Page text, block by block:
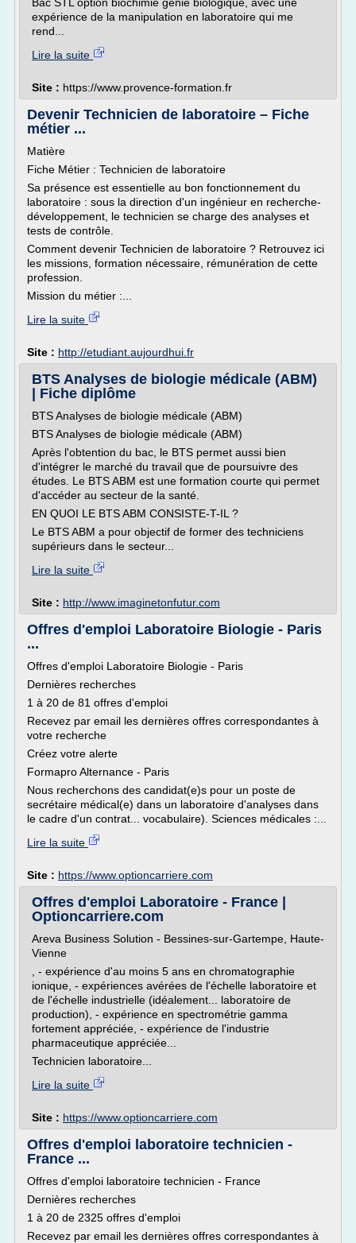
expérience de la manipulation en laboratoire qui me
rend...
Lire la suite
Site : https://www.provence-formation.fr
Devenir Technicien de laboratoire – Fiche
métier ...
Matière
Fiche Métier : Technicien de laboratoire
Sa présence est essentielle au bon fonctionnement du
laboratoire : sous la direction d'un ingénieur en recherche-
développement, le technicien se charge des analyses et
tests de contrôle.
Comment devenir Technicien de laboratoire ? Retrouvez ici
les missions, formation nécessaire, rémunération de cette
profession.
Mission du métier :...
Lire la suite
Site : http://etudiant.aujourdhui.fr
BTS Analyses de biologie médicale (ABM)
| Fiche diplôme
BTS Analyses de biologie médicale (ABM)
BTS Analyses de biologie médicale (ABM)
Après l'obtention du bac, le BTS permet aussi bien
d'intégrer le marché du travail que de poursuivre des
études. Le BTS ABM est une formation courte qui permet
d'accéder au secteur de la santé.
EN QUOI LE BTS ABM CONSISTE-T-IL ?
Le BTS ABM a pour objectif de former des techniciens
supérieurs dans le secteur...
Lire la suite
Site : http://www.imaginetonfutur.com
Offres d'emploi Laboratoire Biologie - Paris
...
Offres d'emploi Laboratoire Biologie - Paris
Dernières recherches
1 à 20 de 81 offres d'emploi
Recevez par email les dernières offres correspondantes à
votre recherche
Créez votre alerte
Formapro Alternance - Paris
Nous recherchons des candidat(e)s pour un poste de
secrétaire médical(e) dans un laboratoire d'analyses dans
le cadre d'un contrat... vocabulaire). Sciences médicales :...
Lire la suite
Site : https://www.optioncarriere.com
Offres d'emploi Laboratoire - France |
Optioncarriere.com
Areva Business Solution - Bessines-sur-Gartempe, Haute-
Vienne
, - expérience d'au moins 5 ans en chromatographie
ionique, - expériences avérées de l'échelle laboratoire et
de l'échelle industrielle (idéalement... laboratoire de
production), - expérience en spectrométrie gamma
fortement appréciée, - expérience de l'industrie
pharmaceutique appréciée...
Technicien laboratoire...
Lire la suite
Site : https://www.optioncarriere.com
Offres d'emploi laboratoire technicien -
France ...
Offres d'emploi laboratoire technicien - France
Dernières recherches
1 à 20 de 2325 offres d'emploi
Recevez par email les dernières offres correspondantes à